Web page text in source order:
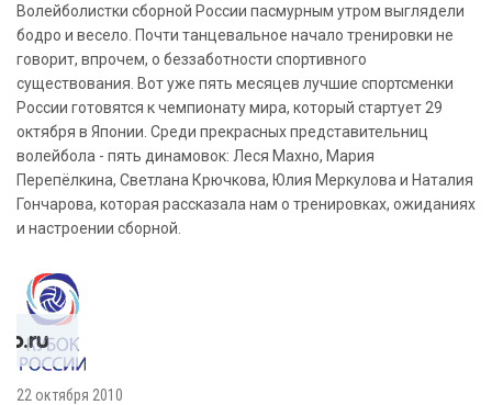
Волейболистки сборной России пасмурным утром выглядели
бодро и весело. Почти танцевальное начало тренировки не
говорит, впрочем, о беззаботности спортивного
существования. Вот уже пять месяцев лучшие спортсменки
России готовятся к чемпионату мира, который стартует 29
октября в Японии. Среди прекрасных представительниц
волейбола - пять динамовок: Леся Махно, Мария
Перепёлкина, Светлана Крючкова, Юлия Меркулова и Наталия
Гончарова, которая рассказала нам о тренировках, ожиданиях
и настроении сборной.
22 октября 2010